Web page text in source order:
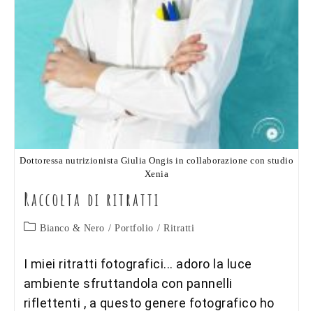
Dottoressa nutrizionista Giulia Ongis in collaborazione con studio
Xenia
Raccolta di ritratti
Categoria
Bianco & Nero / Portfolio / Ritratti
I miei ritratti fotografici... adoro la luce
ambiente sfruttandola con pannelli
riflettenti , a questo genere fotografico ho